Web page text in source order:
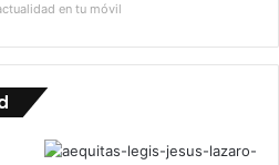
en tu móvil